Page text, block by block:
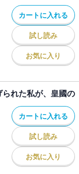
カートに入れる
試し読み
お気に入り
れた私が、皇國の
カートに入れる
試し読み
お気に入り